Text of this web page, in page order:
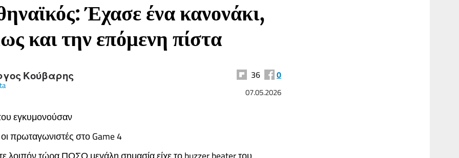
Έχασε ένα κανονάκι,
και την επόμενη πίστα
Κούβαρης 36 0
07.05.2026
εγκυμονούσαν
πρωταγωνιστές στο Game 4